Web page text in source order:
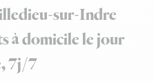
sur-Indre
à domicile le jour
7j/7